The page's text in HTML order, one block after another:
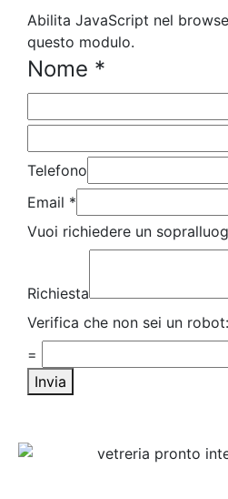
Abilita JavaScript nel
questo modulo.
Nome *
Telefono
Email *
Vuoi richiedere un
Richiesta
Verifica che non sei un robot:
=
Invia